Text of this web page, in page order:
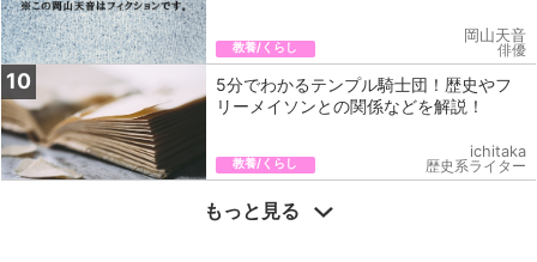
教養/くらし
岡山天音
俳優
10
5分でわかるテンプル騎士団！歴史やフ
リーメイソンとの関係などを解説！
教養/くらし
ichitaka
歴史系ライター
もっと見る